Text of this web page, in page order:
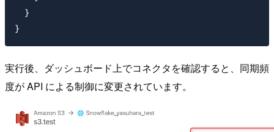
  }
実行後、ダッシュボード上でコネクタを確認すると、同期頻
度が API による制御に変更されています。